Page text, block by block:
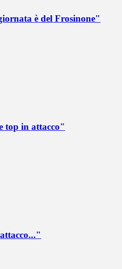
è del Frosinone"
top in attacco"